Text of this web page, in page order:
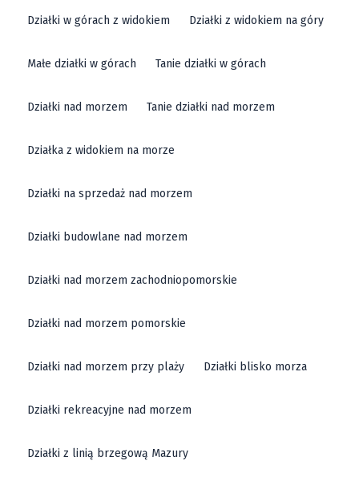
Działki w górach z widokiem Działki z widokiem na góry
Małe działki w górach Tanie działki w górach
Działki nad morzem Tanie działki nad morzem
Działka z widokiem na morze
Działki na sprzedaż nad morzem
Działki budowlane nad morzem
Działki nad morzem zachodniopomorskie
Działki nad morzem pomorskie
Działki nad morzem przy plaży Działki blisko morza
Działki rekreacyjne nad morzem
Działki z linią brzegową Mazury